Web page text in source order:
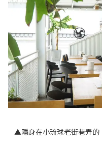
▲隱身在小琉球老街巷弄的